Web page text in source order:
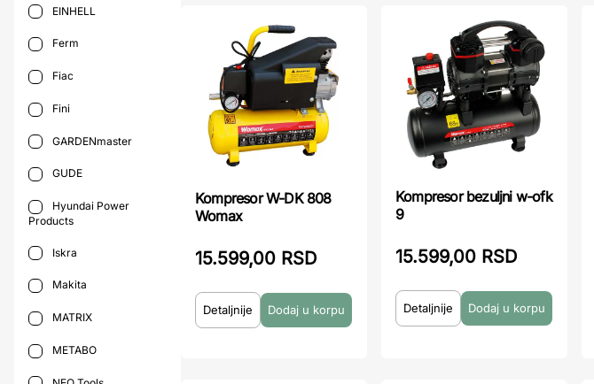
EINHELL
Ferm
Fiac
Fini
GARDENmaster
GUDE
Hyundai Power
Products
Iskra
Makita
MATRIX
METABO
Kompresor W-DK 808
Womax
15.599,00 RSD
Detaljnije
Kompresor bezuljni w-ofk
9
15.599,00 RSD
Detaljnije